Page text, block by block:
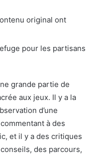
original ont
pour les partisans
grande partie de
aux jeux. Il y a la
d’une
à des
et il y a des critiques
des parcours,